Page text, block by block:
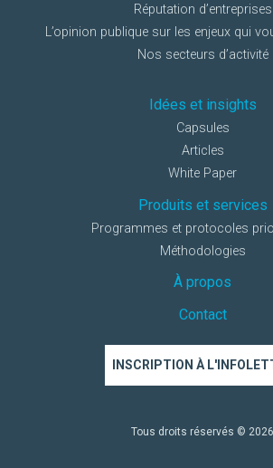
Réputation d’entreprises
L’opinion publique sur les enjeux qui
Nos secteurs d’activité
Idées et insights
Capsules
Articles
White Paper
Produits et services
Programmes et protocoles
Méthodologies
À propos
Contact
INSCRIPTION À
Tous droits réservés © 2026